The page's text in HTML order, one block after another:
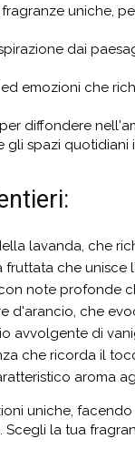
uniche,
dai
emozioni che
diffondere
spazi
lavanda, che
fruttata che
note profonde
d'arancio, che
avvolgente di
che ricorda il
aroma
uniche,
la tua